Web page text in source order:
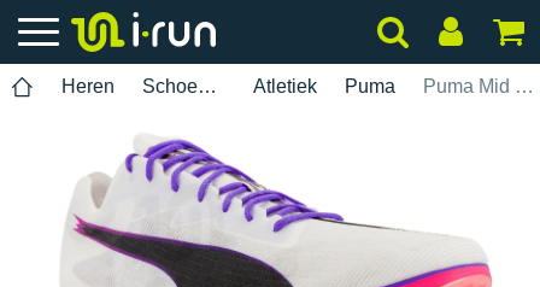
Heren Schoenen Atletiek Puma Puma Mid Distance Nitro Elite 3 Digitokyo